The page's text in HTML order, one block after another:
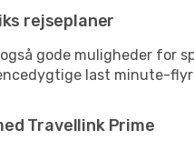
rejseplaner
gode muligheder for
last minute-
Travellink Prime